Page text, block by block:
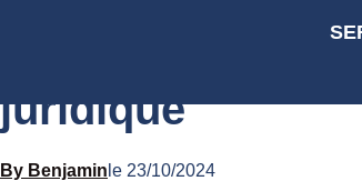
Stratégies
juridique
Benjamin le 23/10/2024